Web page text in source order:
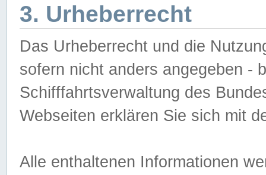
3. Urheberrecht
Das Urheberrecht und die
sofern nicht anders angegeben -
Schifffahrtsverwaltung des
Webseiten erklären Sie sich mit
Alle enthaltenen Informationen